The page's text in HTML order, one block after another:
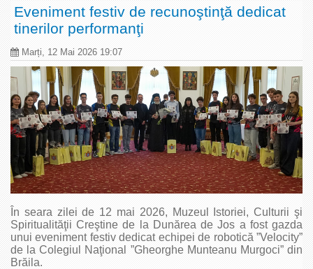
Eveniment festiv de recunoştinţă dedicat
tinerilor performanţi
Marți, 12 Mai 2026 19:07
În seara zilei de 12 mai 2026, Muzeul Istoriei, Culturii şi
Spiritualităţii Creştine de la Dunărea de Jos a fost gazda
unui eveniment festiv dedicat echipei de robotică ”Velocity”
de la Colegiul Naţional ”Gheorghe Munteanu Murgoci” din
Brăila.